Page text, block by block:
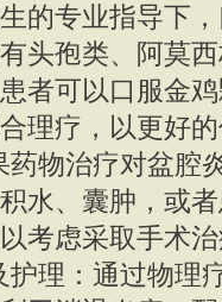
的专业指导下
头孢类、阿莫
者可以口服金
理疗，以更好
物治疗对盆腔
水、囊肿，或
考虑采取手术
理：通过物理